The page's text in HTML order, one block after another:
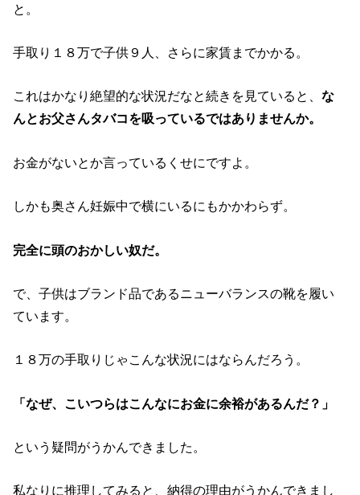
と。
手取り１８万で子供９人、さらに家賃までかかる。
これはかなり絶望的な状況だなと続きを見ていると、な
んとお父さんタバコを吸っているではありませんか。
お金がないとか言っているくせにですよ。
しかも奥さん妊娠中で横にいるにもかかわらず。
完全に頭のおかしい奴だ。
で、子供はブランド品であるニューバランスの靴を履い
ています。
１８万の手取りじゃこんな状況にはならんだろう。
「なぜ、こいつらはこんなにお金に余裕があるんだ？」
という疑問がうかんできました。
私なりに推理してみると、納得の理由がうかんできまし